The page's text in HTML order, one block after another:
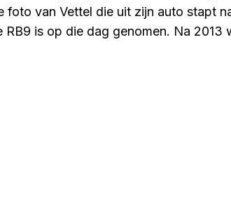
van Vettel die uit zijn auto stapt
is op die dag genomen. Na 2013